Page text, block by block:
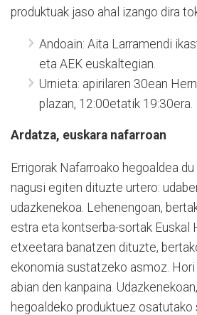
produktuak jaso ahal izango dira
Andoain: Aita Larramendi
eta AEK euskaltegian.
Urnieta: apirilaren 30ean
plazan, 12:00etatik 19:30era.
Ardatza, euskara nafarroan
Errigorak Nafarroako hegoaldea
nagusi egiten dituzte urtero:
udazkenekoa. Lehenengoan,
estra eta kontserba-sortak Euskal
etxeetara banatzen dituzte,
ekonomia sustatzeko asmoz. Hori
abian den kanpaina.
hegoaldeko produktuez osatutako